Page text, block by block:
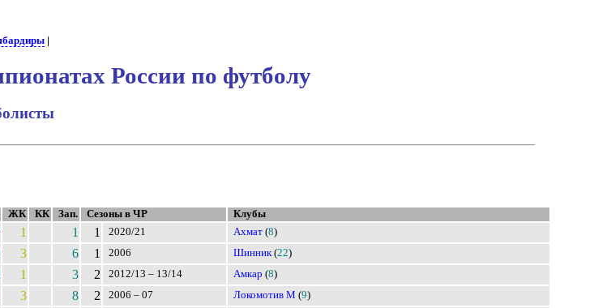
|
России по футболу
ЖК КК Зап. Сезоны в ЧР Клубы
1 1 1 2020/21 Ахмат (8)
3 6 1 2006 Шинник (22)
1 3 2 2012/13 – 13/14 Амкар (8)
3 8 2 2006 – 07 Локомотив М (9)